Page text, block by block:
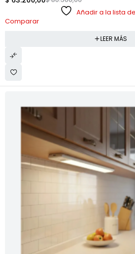
Añadir a la lista
Comparar
LEER MÁS